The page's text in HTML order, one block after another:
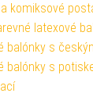
komiksové
latexové
balónky s
balónky s